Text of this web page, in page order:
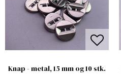
Knap - metal, 15 mm og 10 stk.